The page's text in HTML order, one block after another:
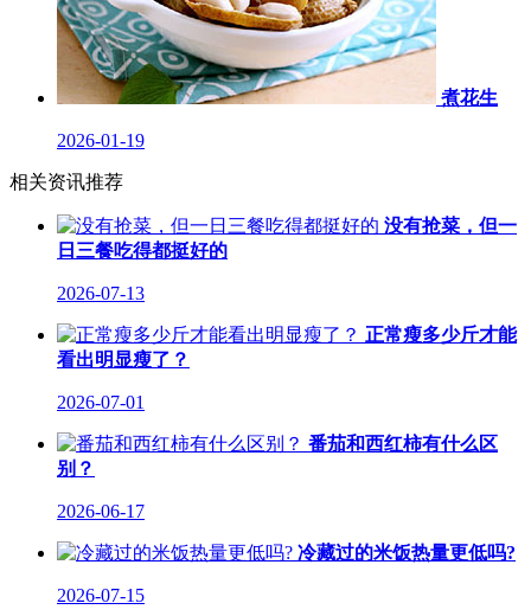
煮花生
2026-01-19
相关资讯推荐
没有抢菜，但一
日三餐吃得都挺好的
2026-07-13
正常瘦多少斤才能
看出明显瘦了？
2026-07-01
番茄和西红柿有什么区
别？
2026-06-17
冷藏过的米饭热量更低吗?
2026-07-15